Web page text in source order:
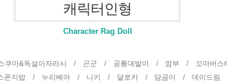
캐릭터인형
Character Rag Doll
쿠마&독설아자라시 / 곤군 / 공룡대발이 / 깜부 / 꼬마버
폰지밥 / 누리베어 / 니키 / 달로카 / 담곰이 / 데이드